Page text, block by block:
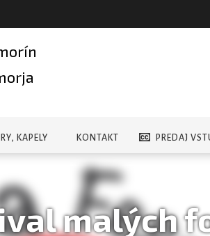
KAPELY KONTAKT PREDAJ
malých